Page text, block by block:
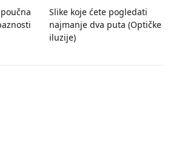
Slike koje ćete pogledati
najmanje dva puta (Optičke
iluzije)